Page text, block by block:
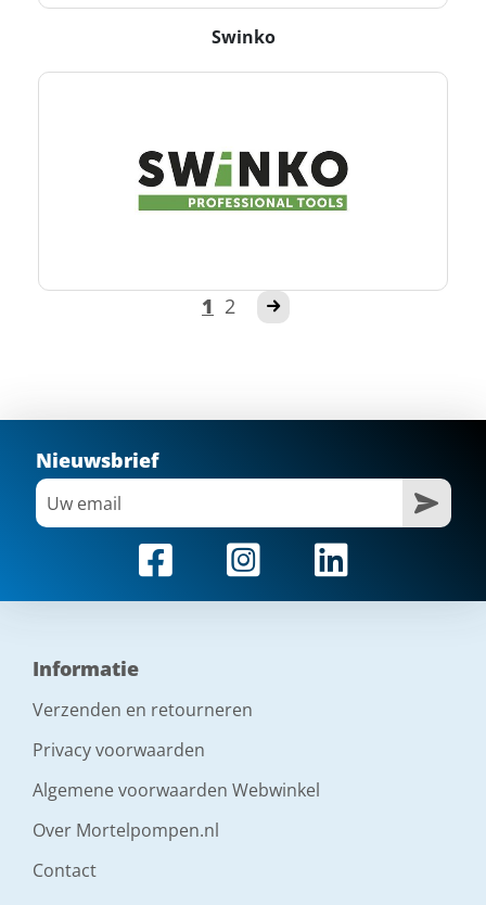
Swinko
1 2
Nieuwsbrief
Informatie
Verzenden en retourneren
Privacy voorwaarden
Algemene voorwaarden Webwinkel
Over Mortelpompen.nl
Contact